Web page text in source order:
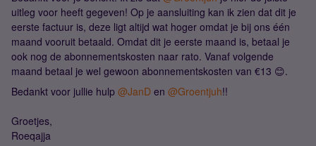
uitleg voor heeft gegeven! Op je aansluiting kan ik zien dat dit je
eerste factuur is, deze ligt altijd wat hoger omdat je bij ons één
maand vooruit betaald. Omdat dit je eerste maand is, betaal je
ook nog de abonnementskosten naar rato. Vanaf volgende
maand betaal je wel gewoon abonnementskosten van €13 😊.
Bedankt voor jullie hulp @JanD en @Groentjuh!!
Groetjes,
Roeqajja